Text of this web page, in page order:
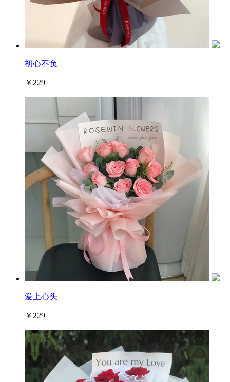
初心不负
￥229
爱上心头
￥229